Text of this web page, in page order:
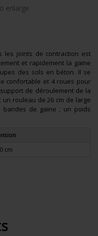
enlarge
les joints de contraction est
et rapidement la gaine
des sols en béton. Il se
confortable et 4 roues pour
de déroulement de la
rouleau de 26 cm de large
de gaine ; un poids
cm